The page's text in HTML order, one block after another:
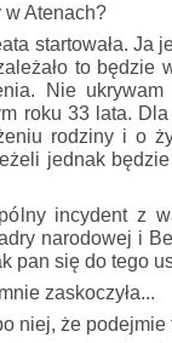
w Atenach?
startowała. Ja
to będzie
Nie
roku 33 lata.
rodziny i o
jednak
incydent z
narodowej i
pan się do tego
zaskoczyła...
niej, że